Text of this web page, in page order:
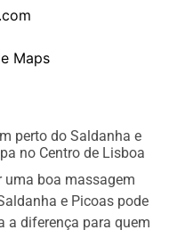
Maps
perto do Saldanha e
no Centro de Lisboa
uma boa massagem
e Picoas pode
a diferença para quem